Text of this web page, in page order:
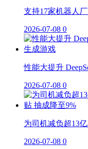
支持17家机器人
2026-07-08 0
性能大提升
2026-07-08 0
为司机减负超13
2026-07-08 0